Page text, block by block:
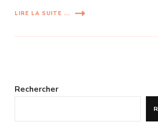
LIRE LA SUITE ...
Rechercher